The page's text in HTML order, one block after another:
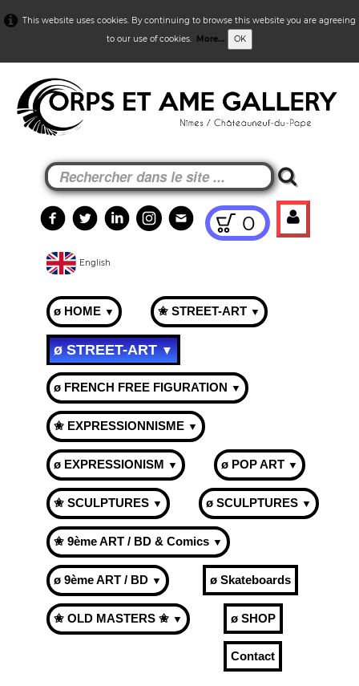
This website uses cookies. By continuing to browse this website you are agreeing
to our use of cookies. More... OK
0
English
ø HOME ▼ ✬ STREET-ART ▼
ø STREET-ART▼
ø FRENCH FREE FIGURATION ▼
✬ EXPRESSIONNISME ▼
ø EXPRESSIONISM ▼ ø POP ART ▼
✬ SCULPTURES ▼ ø SCULPTURES ▼
✬ 9ème ART / BD & Comics ▼
ø 9ème ART / BD ▼ ø Skateboards
✬ OLD MASTERS ✬ ▼ ø SHOP
Contact